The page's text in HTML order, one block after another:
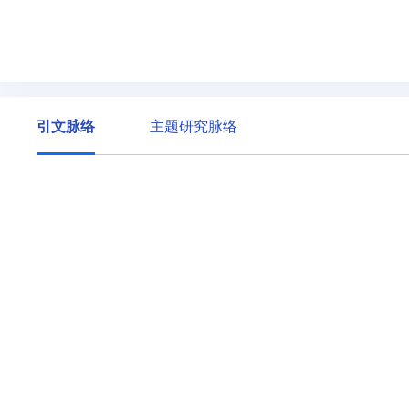
引文脉络 主题研究脉络